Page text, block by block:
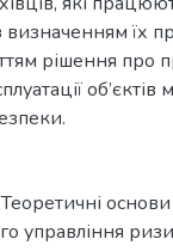
визначенням їх
рішення про
управління